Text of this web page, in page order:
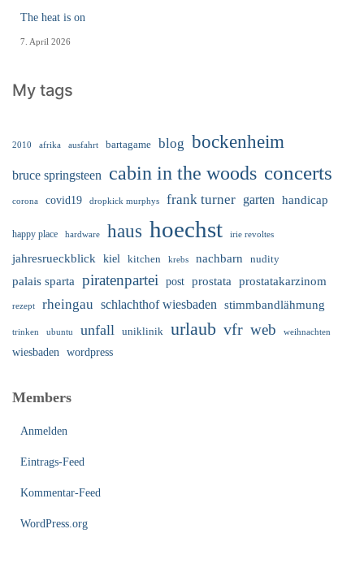
The heat is on
7. April 2026
My tags
2010 afrika ausfahrt bartagame blog bockenheim
bruce springsteen cabin in the woods concerts
corona covid19 dropkick murphys frank turner garten handicap
happy place hardware haus hoechst irie revoltes
jahresrueckblick kiel kitchen krebs nachbarn nudity
palais sparta piratenpartei post prostata prostatakarzinom
rezept rheingau schlachthof wiesbaden stimmbandlähmung
trinken ubuntu unfall uniklinik urlaub vfr web weihnachten
wiesbaden wordpress
Members
Anmelden
Eintrags-Feed
Kommentar-Feed
WordPress.org